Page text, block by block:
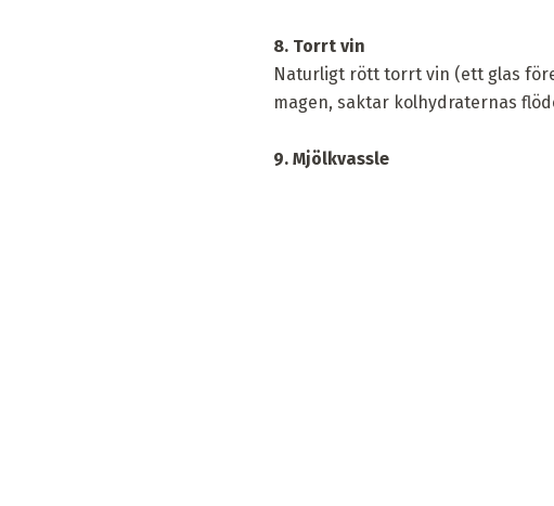
8. Torrt vin
Naturligt rött torrt vin (ett glas
magen, saktar kolhydraternas
9. Mjölkvassle